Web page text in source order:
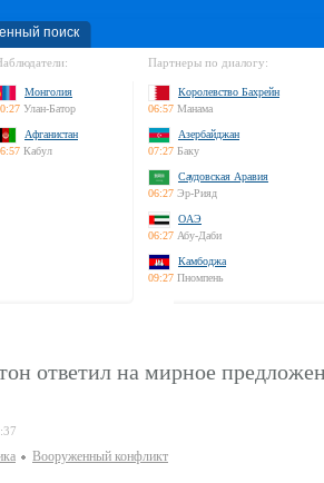
поиск
Монголия
Улан-Батор
Афганистан
Кабул
Партнеры по диалогу:
Королевство Бахрейн
06:57 Манама
Азербайджан
07:27 Баку
Саудовская Аравия
06:27 Эр-Рияд
ОАЭ
06:27 Абу-Даби
Камбоджа
09:27 Пномпень
ответил на мирное
Вооруженный конфликт